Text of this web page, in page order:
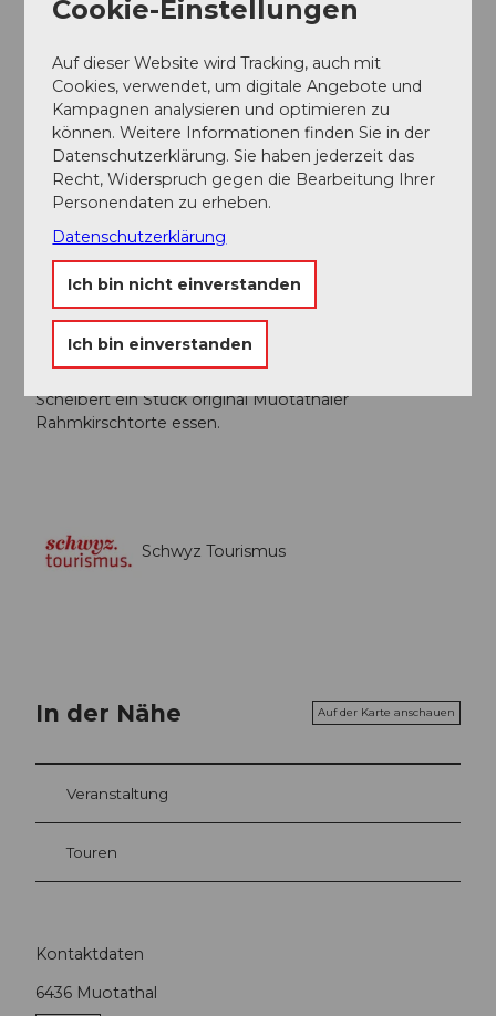
Parken
Öffentliche Verkehrsmittel
Mit dem Bus ab Schwyz zu erreichen.
Autor:in
Manuela Gili
Organisation
Schwyz Tourismus
Unser Tipp
Schelbert ein Stück original Muotathaler
Rahmkirschtorte essen.
Schwyz Tourismus
In der Nähe Auf der Karte anschauen
Veranstaltung
Touren
Kontaktdaten
6436 Muotathal
Cookie-Einstellungen
Auf dieser Website wird Tracking, auch mit
Cookies, verwendet, um digitale Angebote und
Kampagnen analysieren und optimieren zu
können. Weitere Informationen finden Sie in der
Datenschutzerklärung. Sie haben jederzeit das
Recht, Widerspruch gegen die Bearbeitung Ihrer
Personendaten zu erheben.
Datenschutzerklärung
Ich bin nicht einverstanden
Ich bin einverstanden